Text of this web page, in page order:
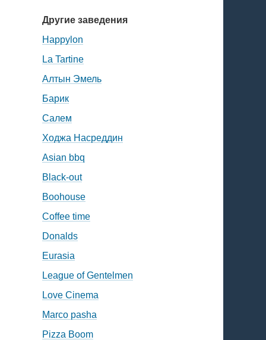
Другие заведения
Happylon
La Tartine
Алтын Эмель
Барик
Салем
Ходжа Насреддин
Asian bbq
Black-out
Boohouse
Coffee time
Donalds
Eurasia
League of Gentelmen
Love Cinema
Marco pasha
Pizza Boom